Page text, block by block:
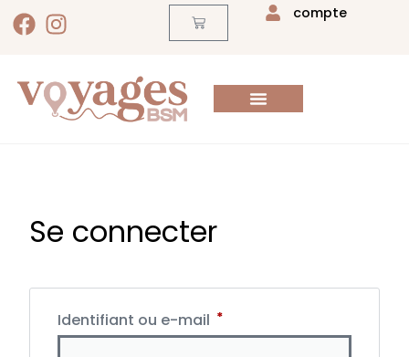
compte
Se connecter
Identifiant ou e-mail *